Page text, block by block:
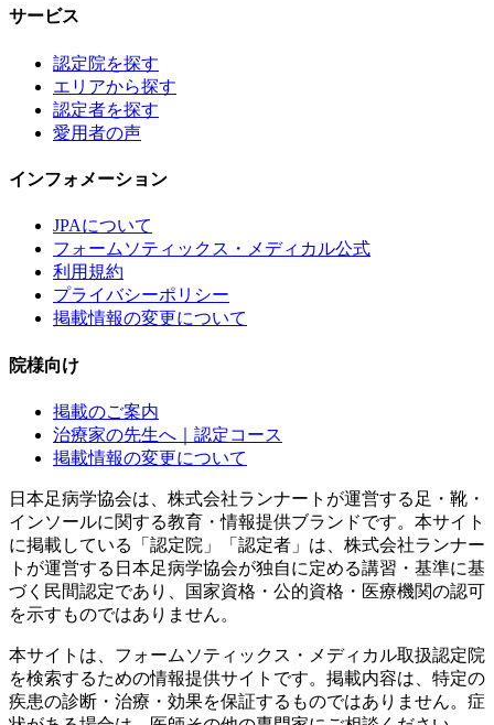
サービス
認定院を探す
エリアから探す
認定者を探す
愛用者の声
インフォメーション
JPAについて
フォームソティックス・メディカル公式
利用規約
プライバシーポリシー
掲載情報の変更について
院様向け
掲載のご案内
治療家の先生へ｜認定コース
掲載情報の変更について
日本足病学協会は、株式会社ランナートが運営する足・靴・
インソールに関する教育・情報提供ブランドです。本サイト
に掲載している「認定院」「認定者」は、株式会社ランナー
トが運営する日本足病学協会が独自に定める講習・基準に基
づく民間認定であり、国家資格・公的資格・医療機関の認可
を示すものではありません。
本サイトは、フォームソティックス・メディカル取扱認定院
を検索するための情報提供サイトです。掲載内容は、特定の
疾患の診断・治療・効果を保証するものではありません。症